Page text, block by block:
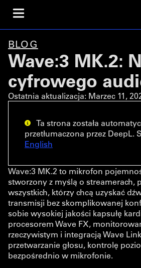
BLOG
Wave:3 MK.2:
cyfrowego
Ostatnia aktualizacja: Marzec 11,
Ta strona została
przetłumaczona przez DeepL.
English
Wave:3 MK.2 to mikrofon
stworzony z myślą o streamerach,
wszystkich, którzy chcą uzyskać
transmisji bez skomplikowanej
sobie wysokiej jakości kapsułę
procesorem Wave FX,
rzeczywistym i integracją Wave
przetwarzanie głosu, kontrolę
bezpośrednio w mikrofonie.